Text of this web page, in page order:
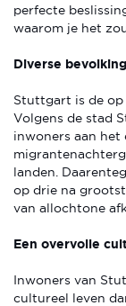
perfecte
waarom je het
Diverse bevolking
Stuttgart is de op
Volgens de stad
inwoners aan het
landen.
op drie na
van allochtone
Een overvolle
Inwoners van
cultureel leven